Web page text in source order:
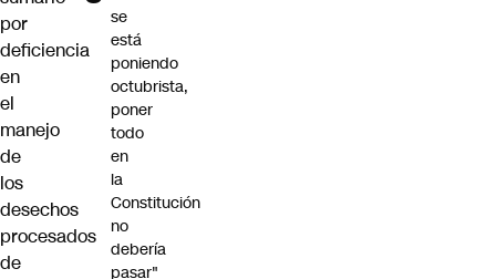
por
deficiencia
en
el
manejo
de
los
desechos
procesados
de
se
está
poniendo
octubrista,
poner
todo
en
la
Constitución
no
debería
pasar"